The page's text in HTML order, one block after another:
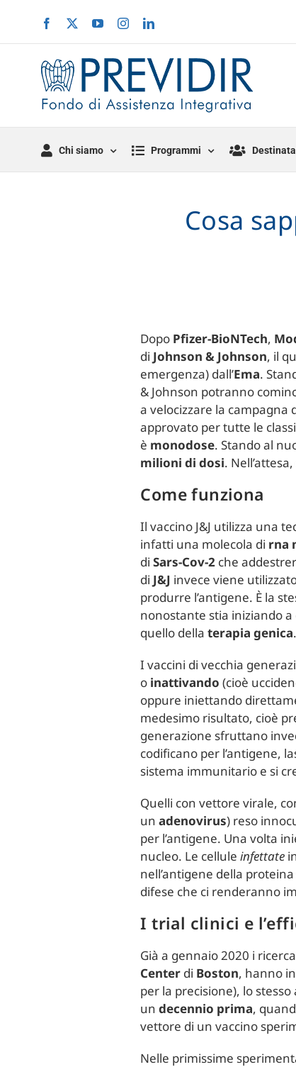
contenuto
Facebook
X YouTubeInstagramLinkedIn
Chi siamo Programmi
Cosa
Dopo Pfizer-BioNTech,
di Johnson & Johnson, il
emergenza) dall’Ema.
& Johnson potranno
a velocizzare la
approvato per tutte le
è monodose. Stando al
milioni di dosi.
Come funziona
Il vaccino J&J utilizza una
infatti una molecola di rna
diSars-Cov-2 che
di J&J invece viene
produrre l’antigene. È la
nonostante stia iniziando
quello della terapia genica
I vaccini di vecchia
o inattivando (cioè
oppure iniettando
medesimo risultato, cioè
generazione sfruttano
codificano per l’antigene,
sistema immunitario e si
Quelli con vettore virale,
unadenovirus) reso
per l’antigene. Una volta
nucleo. Le celluleinfettate
nell’antigene della
difese che ci renderanno
I trial clinici e
Già a gennaio 2020 i
Center di Boston, hanno
per la precisione), lo
undecennio prima,
vettore di un vaccino
Nelle primissime